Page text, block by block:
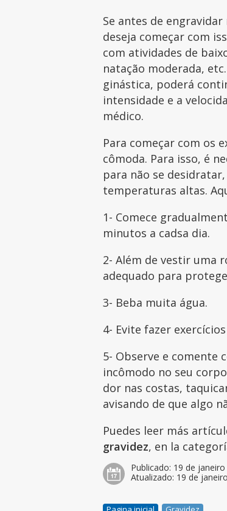
Se antes de
deseja começar com
com atividades de
natação moderada,
ginástica, poderá
intensidade e a
médico.
Para começar com os
cômoda. Para isso, é
para não se
temperaturas altas.
1- Comece
minutos a cadsa dia.
2- Além de vestir uma
adequado para
3- Beba muita água.
4- Evite fazer
5- Observe e comente
incômodo no seu
dor nas costas,
avisando de que algo
Puedes leer más
gravidez, en la
Publicado: 19 de
Atualizado: 19 de